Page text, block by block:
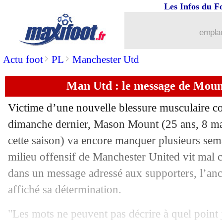
Actu foot> PL > Manchester Utd
Les Infos du
Man Utd : le message de
Victime d’une nouvelle blessure musculaire
dimanche dernier, Mason Mount (25 ans, 8
cette saison) va encore manquer plusieurs
milieu offensif de Manchester United vit mal
dans un message adressé aux supporters,
affiché sa détermination.
"Les mots ne peuvent pas décrire à quel point
: le 1er but de Dallinga libère
21/12 CdF: Feignies-Aulnoye-Lyon, les
21/12 Man City: Haaland fait confiance à
21/12 EdF: Maignan, le démenti de
21/12 Man City : une triste première pour
21/12 Ang.: crise confirmée pour City,
: Mbappé, adaptation terminée